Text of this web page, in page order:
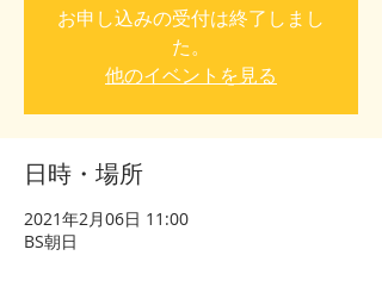
お申し込みの受付は終了しまし
た。
他のイベントを見る
日時・場所
2021年2月06日 11:00
BS朝日